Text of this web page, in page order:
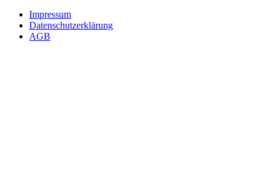
Impressum
Datenschutzerklärung
AGB